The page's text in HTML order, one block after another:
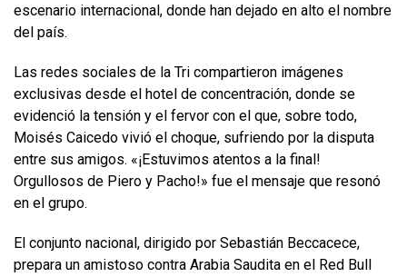
escenario internacional, donde han dejado en alto el nombre
del país.
Las redes sociales de la Tri compartieron imágenes
exclusivas desde el hotel de concentración, donde se
evidenció la tensión y el fervor con el que, sobre todo,
Moisés Caicedo vivió el choque, sufriendo por la disputa
entre sus amigos. «¡Estuvimos atentos a la final!
Orgullosos de Piero y Pacho!» fue el mensaje que resonó
en el grupo.
El conjunto nacional, dirigido por Sebastián Beccacece,
prepara un amistoso contra Arabia Saudita en el Red Bull